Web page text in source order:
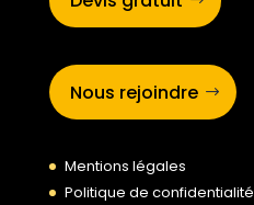
Nous rejoindre
Mentions légales
Politique de confidentialité